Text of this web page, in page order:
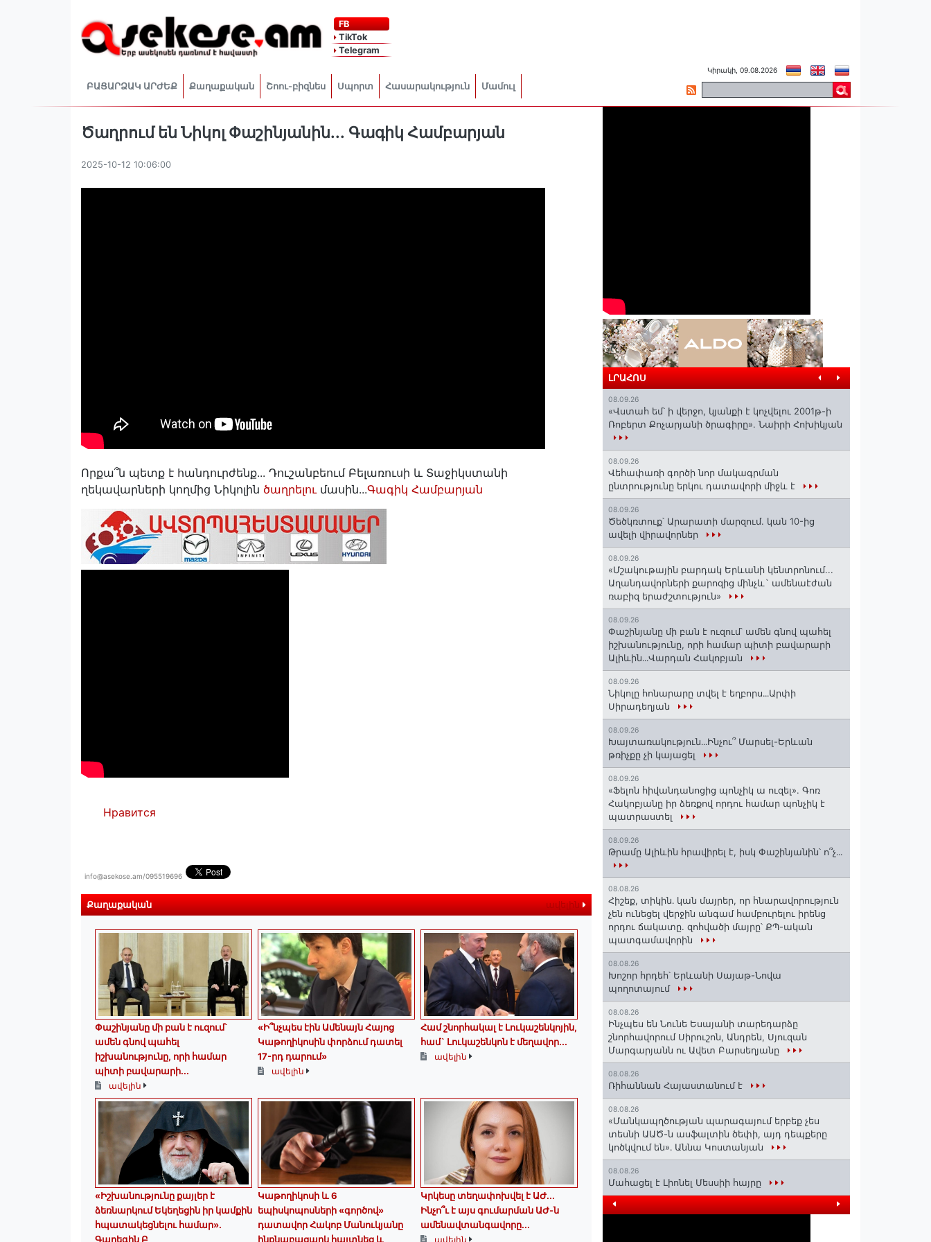
FB
TikTok
Telegram
ԲԱՑԱՐՁԱԿ ԱՐԺԵՔ Քաղաքական Շոու-բիզնես Սպորտ Հասարակություն Մամուլ
Կիրակի, 09.08.2026
Ծաղրում են Նիկոլ Փաշինյանին․․․ Գագիկ Համբարյան
2025-10-12 10:06:00
Որքա՞ն պետք է հանդուրժենք... Դուշանբեում Բելառուսի և Տաջիկստանի
ղեկավարների կողմից Նիկոլին ծաղրելու մասին...Գագիկ Համբարյան
Нравится
info@asekose.am/095519696
Քաղաքական ավելին
Փաշինյանը մի բան է ուզում՝
ամեն գնով պահել
իշխանությունը, որի համար
պիտի բավարարի...
ավելին
«Ի՞նչպես էին Ամենայն Հայոց
Կաթողիկոսին փորձում դատել
17-րդ դարում»
ավելին
Համ շնորհակալ է Լուկաշենկոյին,
համ` Լուկաշենկոն է մեղավոր․․․
ավելին
«Իշխանությունը քայլեր է
ձեռնարկում Եկեղեցին իր կամքին
հպատակեցնելու համար»․
Գարեգին Բ
️Կաթողիկոսի և 6
եպիսկոպոսների «գործով»
դատավոր Հակոբ Մանուկյանը
ինքնաբացարկ հայտնեց և
Կրկեսը տեղափոխվել է ԱԺ...
Ինչո՞ւ է այս գումարման ԱԺ-ն
ամենավտանգավորը...
ավելին
ԼՐԱՀՈՍ
08.09.26
«Վստահ եմ՝ ի վերջո, կյանքի է կոչվելու 2001թ-ի
Ռոբերտ Քոչարյանի ծրագիրը». Նաիրի Հոխիկյան
08.09.26
Վեհափառի գործի նոր մակագրման
ընտրությունը երկու դատավորի միջև է
08.09.26
Ծեծկռտուք՝ Արարատի մարզում. կան 10-ից
ավելի վիրավորներ
08.09.26
«Մշակութային բարդակ Երևանի կենտրոնում...
Աղանդավորների քարոզից մինչև` ամենաէժան
ռաբիզ երաժշտություն»
08.09.26
Փաշինյանը մի բան է ուզում՝ ամեն գնով պահել
իշխանությունը, որի համար պիտի բավարարի
Ալիևին․․․Վարդան Հակոբյան
08.09.26
Նիկոլը հոնարարը տվել է եղբորս․․․Արփի
Սիրադեղյան
08.09.26
Խայտառակություն․․․Ինչու՞ Մարսել-Երևան
թռիչքը չի կայացել
08.09.26
«Ֆելոն հիվանդանոցից պոնչիկ ա ուզել». Գոռ
Հակոբյանը իր ձեռքով որդու համար պոնչիկ է
պատրաստել
08.09.26
Թրամը Ալիևին հրավիրել է, իսկ Փաշինյանին՝ ո՞չ․․․
08.08.26
Հիշեք, տիկին․ կան մայրեր, որ հնարավորություն
չեն ունեցել վերջին անգամ համբուրելու իրենց
որդու ճակատը. զոհվածի մայրը՝ ՔՊ-ական
պատգամավորին
08.08.26
Խոշոր հրդեհ՝ Երևանի Սայաթ-Նովա
պողոտայում
08.08.26
Ինչպես են Նունե Եսայանի տարեդարձը
շնորհավորում Սիրուշոն, Անդրեն, Սյուզան
Մարգարյանն ու Ավետ Բարսեղյանը
08.08.26
Ռիհաննան Հայաստանում է
08.08.26
«Մանկապղծության պարագայում երբեք չես
տեսնի ԱԱԾ-ն ասֆալտին ծեփի, այդ դեպքերը
կոծկվում են»․ Աննա Կոստանյան
08.08.26
Մահացել է Լիոնել Մեսսիի հայրը